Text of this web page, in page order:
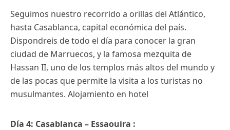
Seguimos nuestro recorrido a orillas del Atlántico,
hasta Casablanca, capital económica del país.
Dispondreis de todo el día para conocer la gran
ciudad de Marruecos, y la famosa mezquita de
Hassan II, uno de los templos más altos del mundo y
de las pocas que permite la visita a los turistas no
musulmantes. Alojamiento en hotel
Día 4: Casablanca – Essaouira :